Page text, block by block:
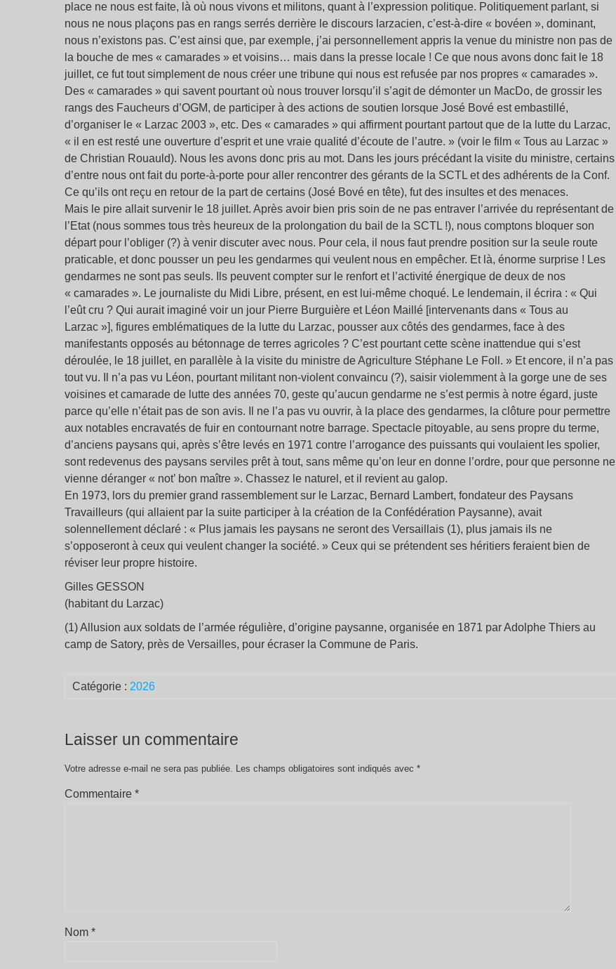
place ne nous est faite, là où nous vivons et militons, quant à l’expression politique. Politiquement parlant, si
nous ne nous plaçons pas en rangs serrés derrière le discours larzacien, c’est-à-dire « bovéen », dominant,
nous n’existons pas. C’est ainsi que, par exemple, j’ai personnellement appris la venue du ministre non pas de
la bouche de mes « camarades » et voisins… mais dans la presse locale ! Ce que nous avons donc fait le 18
juillet, ce fut tout simplement de nous créer une tribune qui nous est refusée par nos propres « camarades ».
Des « camarades » qui savent pourtant où nous trouver lorsqu’il s’agit de démonter un MacDo, de grossir les
rangs des Faucheurs d’OGM, de participer à des actions de soutien lorsque José Bové est embastillé,
d’organiser le « Larzac 2003 », etc. Des « camarades » qui affirment pourtant partout que de la lutte du Larzac,
« il en est resté une ouverture d’esprit et une vraie qualité d’écoute de l’autre. » (voir le film « Tous au Larzac »
de Christian Rouauld). Nous les avons donc pris au mot. Dans les jours précédant la visite du ministre, certains
d’entre nous ont fait du porte-à-porte pour aller rencontrer des gérants de la SCTL et des adhérents de la Conf.
Ce qu’ils ont reçu en retour de la part de certains (José Bové en tête), fut des insultes et des menaces.
Mais le pire allait survenir le 18 juillet. Après avoir bien pris soin de ne pas entraver l’arrivée du représentant de
l’Etat (nous sommes tous très heureux de la prolongation du bail de la SCTL !), nous comptons bloquer son
départ pour l’obliger (?) à venir discuter avec nous. Pour cela, il nous faut prendre position sur la seule route
praticable, et donc pousser un peu les gendarmes qui veulent nous en empêcher. Et là, énorme surprise ! Les
gendarmes ne sont pas seuls. Ils peuvent compter sur le renfort et l’activité énergique de deux de nos
« camarades ». Le journaliste du Midi Libre, présent, en est lui-même choqué. Le lendemain, il écrira : « Qui
l’eût cru ? Qui aurait imaginé voir un jour Pierre Burguière et Léon Maillé [intervenants dans « Tous au
Larzac »], figures emblématiques de la lutte du Larzac, pousser aux côtés des gendarmes, face à des
manifestants opposés au bétonnage de terres agricoles ? C’est pourtant cette scène inattendue qui s’est
déroulée, le 18 juillet, en parallèle à la visite du ministre de Agriculture Stéphane Le Foll. » Et encore, il n’a pas
tout vu. Il n’a pas vu Léon, pourtant militant non-violent convaincu (?), saisir violemment à la gorge une de ses
voisines et camarade de lutte des années 70, geste qu’aucun gendarme ne s’est permis à notre égard, juste
parce qu’elle n’était pas de son avis. Il ne l’a pas vu ouvrir, à la place des gendarmes, la clôture pour permettre
aux notables encravatés de fuir en contournant notre barrage. Spectacle pitoyable, au sens propre du terme,
d’anciens paysans qui, après s’être levés en 1971 contre l’arrogance des puissants qui voulaient les spolier,
sont redevenus des paysans serviles prêt à tout, sans même qu’on leur en donne l’ordre, pour que personne ne
vienne déranger « not’ bon maître ». Chassez le naturel, et il revient au galop.
En 1973, lors du premier grand rassemblement sur le Larzac, Bernard Lambert, fondateur des Paysans
Travailleurs (qui allaient par la suite participer à la création de la Confédération Paysanne), avait
solennellement déclaré : « Plus jamais les paysans ne seront des Versaillais (1), plus jamais ils ne
s’opposeront à ceux qui veulent changer la société. » Ceux qui se prétendent ses héritiers feraient bien de
réviser leur propre histoire.
Gilles GESSON
(habitant du Larzac)
(1) Allusion aux soldats de l’armée régulière, d’origine paysanne, organisée en 1871 par Adolphe Thiers au
camp de Satory, près de Versailles, pour écraser la Commune de Paris.
Catégorie : 2026
Laisser un commentaire
Votre adresse e-mail ne sera pas publiée. Les champs obligatoires sont indiqués avec *
Commentaire *
Nom *